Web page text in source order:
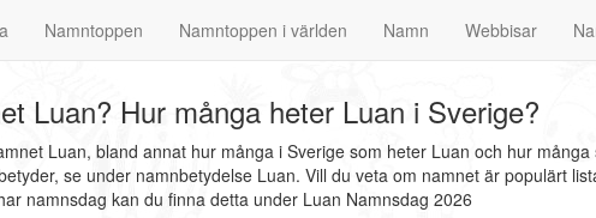
Namntoppen Namntoppen i världen Namn Webbisar
Luan? Hur många heter Luan i Sverige?
Luan, bland annat hur många i Sverige som heter Luan och hur
se under namnbetydelse Luan. Vill du veta om namnet är populärt
namnsdag kan du finna detta under Luan Namnsdag 2026